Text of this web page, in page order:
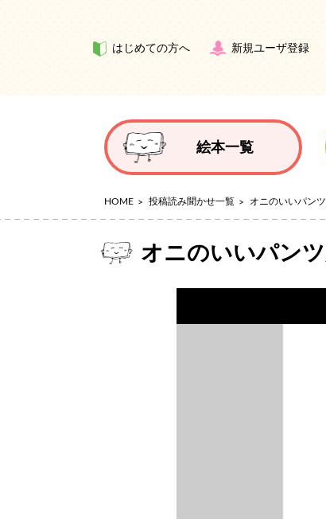
はじめての方へ 新規ユーザ登録
絵本一覧
HOME 投稿読み聞かせ一覧 オニのいいパン
オニのいいパン